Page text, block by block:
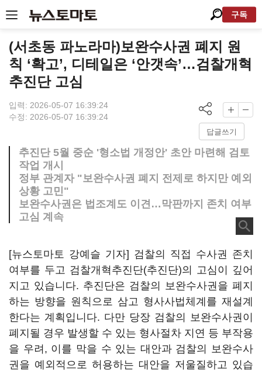
구독
(서초동 파노라마)보완수사권 폐지 원
칙 ‘확고’, 디테일은 ‘안갯속’…검찰개혁
추진단 고심
입력: 2026-05-07 16:39:24
수정: 2026-05-07 16:39:24
답글쓰기
추진단 5월 중순 '형소법 개정안' 초안 마련해 검토
작업 개시
정부 관계자 "보완수사권 폐지 전제로 하지만 예외
상황 고민"
보완수사권은 법조계도 이견…막판까지 존치 여부
고심 계속
[뉴스토마토 강예슬 기자] 검찰의 직접 수사권 존치
여부를 두고 검찰개혁추진단(추진단)의 고심이 깊어
지고 있습니다. 추진단은 검찰의 보완수사권을 폐지
하는 방향을 원칙으로 삼고 형사사법체계를 재설계
한다는 계획입니다. 다만 당장 검찰의 보완수사권이
폐지될 경우 발생할 수 있는 형사절차 지연 등 부작용
을 우려, 이를 막을 수 있는 대안과 검찰의 보완수사
권을 예외적으로 허용하는 대안을 저울질하고 있습